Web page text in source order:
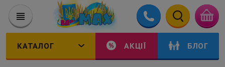
КАТАЛОГ АКЦІЇ БЛОГ